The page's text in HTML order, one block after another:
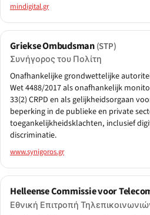
mindigital.gr
Griekse Ombudsman(STP)
Συνήγορος του Πολίτη
Onafhankelijke grondwettelijke
Wet 4488/2017 als onafhankelijk
33(2) CRPD en als gelijkheidsorgaan
beperking in de publieke en private
toegankelijkheidsklachten, inclusief
discriminatie.
www.synigoros.gr
Helleense Commissie voor
Εθνική Επιτροπή